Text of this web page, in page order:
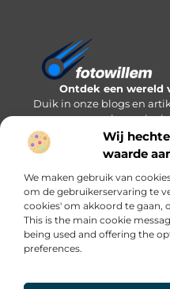
Wij
waarde
We maken gebruik van
om de gebruikerservaring te
cookies' om akkoord te gaan,
This is the main cookie
being used and offering the
preferences.
Ontdek een wereld
Duik in onze blogs en
nieuwe
Bericht categorie
Onze informatie